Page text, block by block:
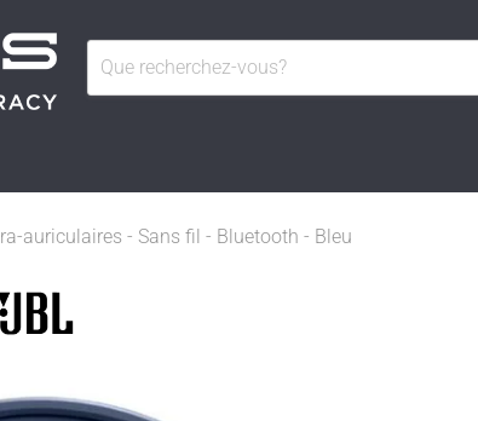
auriculaires - Sans fil - Bluetooth - Bleu